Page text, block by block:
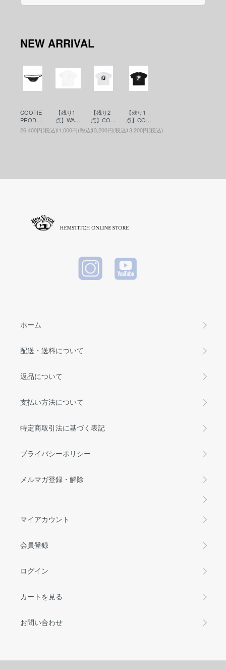
NEW ARRIVAL
COOTIE
PRODUC
TIONS(ク
ーティー)
26,400円(税込)
【残り1
点】WAC
KO MARI
A(ワコマ
T-SHIRT (
11,000円(税込)
【残り2
点】COO
TIE PRO
DUCTIO
S/S Tee)
13,200円(税込)
【残り1
点】COO
TIE PRO
DUCTIO
S/S Tee)
13,200円(税込)
ホーム
配送・送料について
返品について
支払い方法について
特定商取引法に基づく表記
プライバシーポリシー
メルマガ登録・解除
マイアカウント
会員登録
ログイン
カートを見る
お問い合わせ